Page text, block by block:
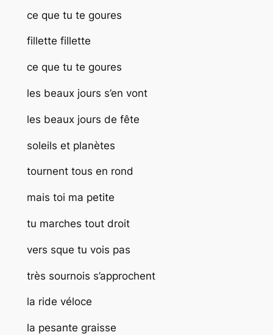
ce que tu te goures
fillette fillette
ce que tu te goures
les beaux jours s’en vont
les beaux jours de fête
soleils et planètes
tournent tous en rond
mais toi ma petite
tu marches tout droit
vers sque tu vois pas
très sournois s’approchent
la ride véloce
la pesante graisse